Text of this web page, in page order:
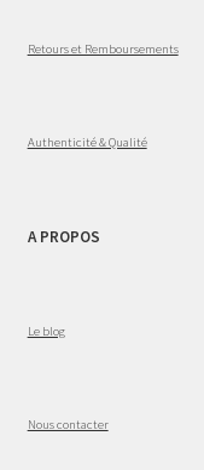
Retours et Remboursements
Authenticité & Qualité
A PROPOS
Le blog
Nous contacter